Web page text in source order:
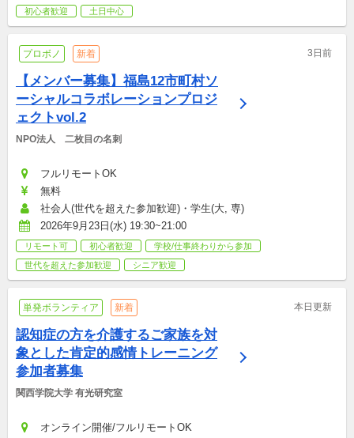
初心者歓迎 土日中心
プロボノ 新着 3日前
【メンバー募集】福島12市町村ソ
ーシャルコラボレーションプロジ
ェクトvol.2
NPO法人　二枚目の名刺
フルリモートOK
無料
社会人(世代を超えた参加歓迎)・学生(大, 専)
2026年9月23日(水) 19:30~21:00
リモート可 初心者歓迎
学校/仕事終わりから参加
世代を超えた参加歓迎
シニア歓迎
単発ボランティア 新着 本日更新
認知症の方を介護するご家族を対
象とした肯定的感情トレーニング
参加者募集
関西学院大学 有光研究室
オンライン開催/フルリモートOK